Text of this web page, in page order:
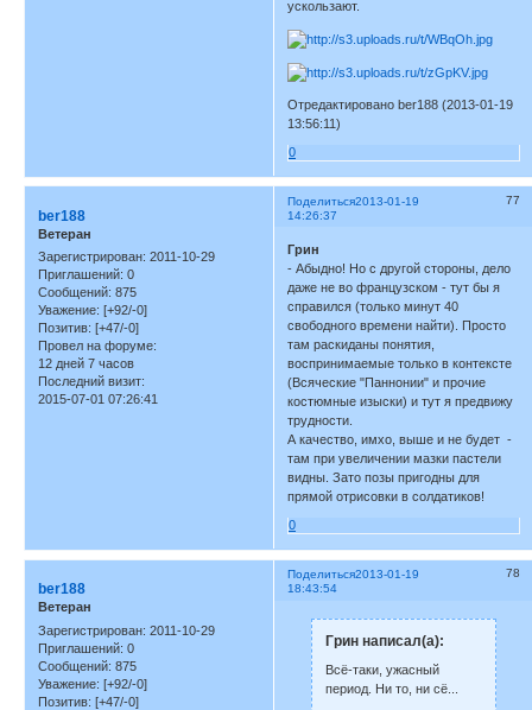
ускользают.
Отредактировано ber188 (2013-01-19
13:56:11)
0
Поделиться 77
2013-01-19
14:26:37
ber188
Ветеран
Зарегистрирован: 2011-10-29
Приглашений: 0
Сообщений: 875
Уважение: [+92/-0]
Позитив: [+47/-0]
Провел на форуме:
12 дней 7 часов
Последний визит:
2015-07-01 07:26:41
Грин
- Абыдно! Но с другой стороны, дело
даже не во французском - тут бы я
справился (только минут 40
свободного времени найти). Просто
там раскиданы понятия,
воспринимаемые только в контексте
(Всяческие "Паннонии" и прочие
костюмные изыски) и тут я предвижу
трудности.
А качество, имхо, выше и не будет -
там при увеличении мазки пастели
видны. Зато позы пригодны для
прямой отрисовки в солдатиков!
0
Поделиться 78
2013-01-19
18:43:54
ber188
Ветеран
Зарегистрирован: 2011-10-29
Приглашений: 0
Сообщений: 875
Уважение: [+92/-0]
Позитив: [+47/-0]
Грин написал(а):
Всё-таки, ужасный
период. Ни то, ни сё...